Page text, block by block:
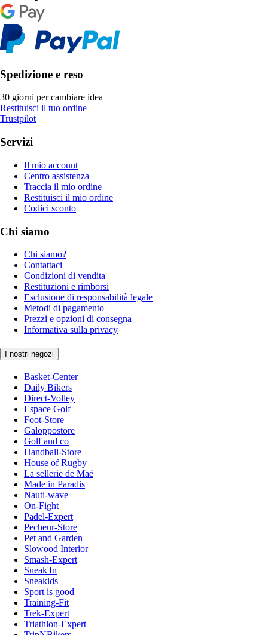
Spedizione e reso
30 giorni per cambiare idea
Restituisci il tuo ordine
Trustpilot
Servizi
Il mio account
Centro assistenza
Traccia il mio ordine
Restituisci il mio ordine
Codici sconto
Chi siamo
Chi siamo?
Contattaci
Condizioni di vendita
Restituzioni e rimborsi
Esclusione di responsabilità legale
Metodi di pagamento
Prezzi e opzioni di consegna
Informativa sulla privacy
I nostri negozi
Basket-Center
Daily Bikers
Direct-Volley
Espace Golf
Foot-Store
Galoppostore
Golf and co
Handball-Store
House of Rugby
La sellerie de Maé
Made in Paradis
Nauti-wave
On-Fight
Padel-Expert
Pecheur-Store
Pet and Garden
Slowood Interior
Smash-Expert
Sneak'In
Sneakids
Sport is good
Training-Fit
Trek-Expert
Triathlon-Expert